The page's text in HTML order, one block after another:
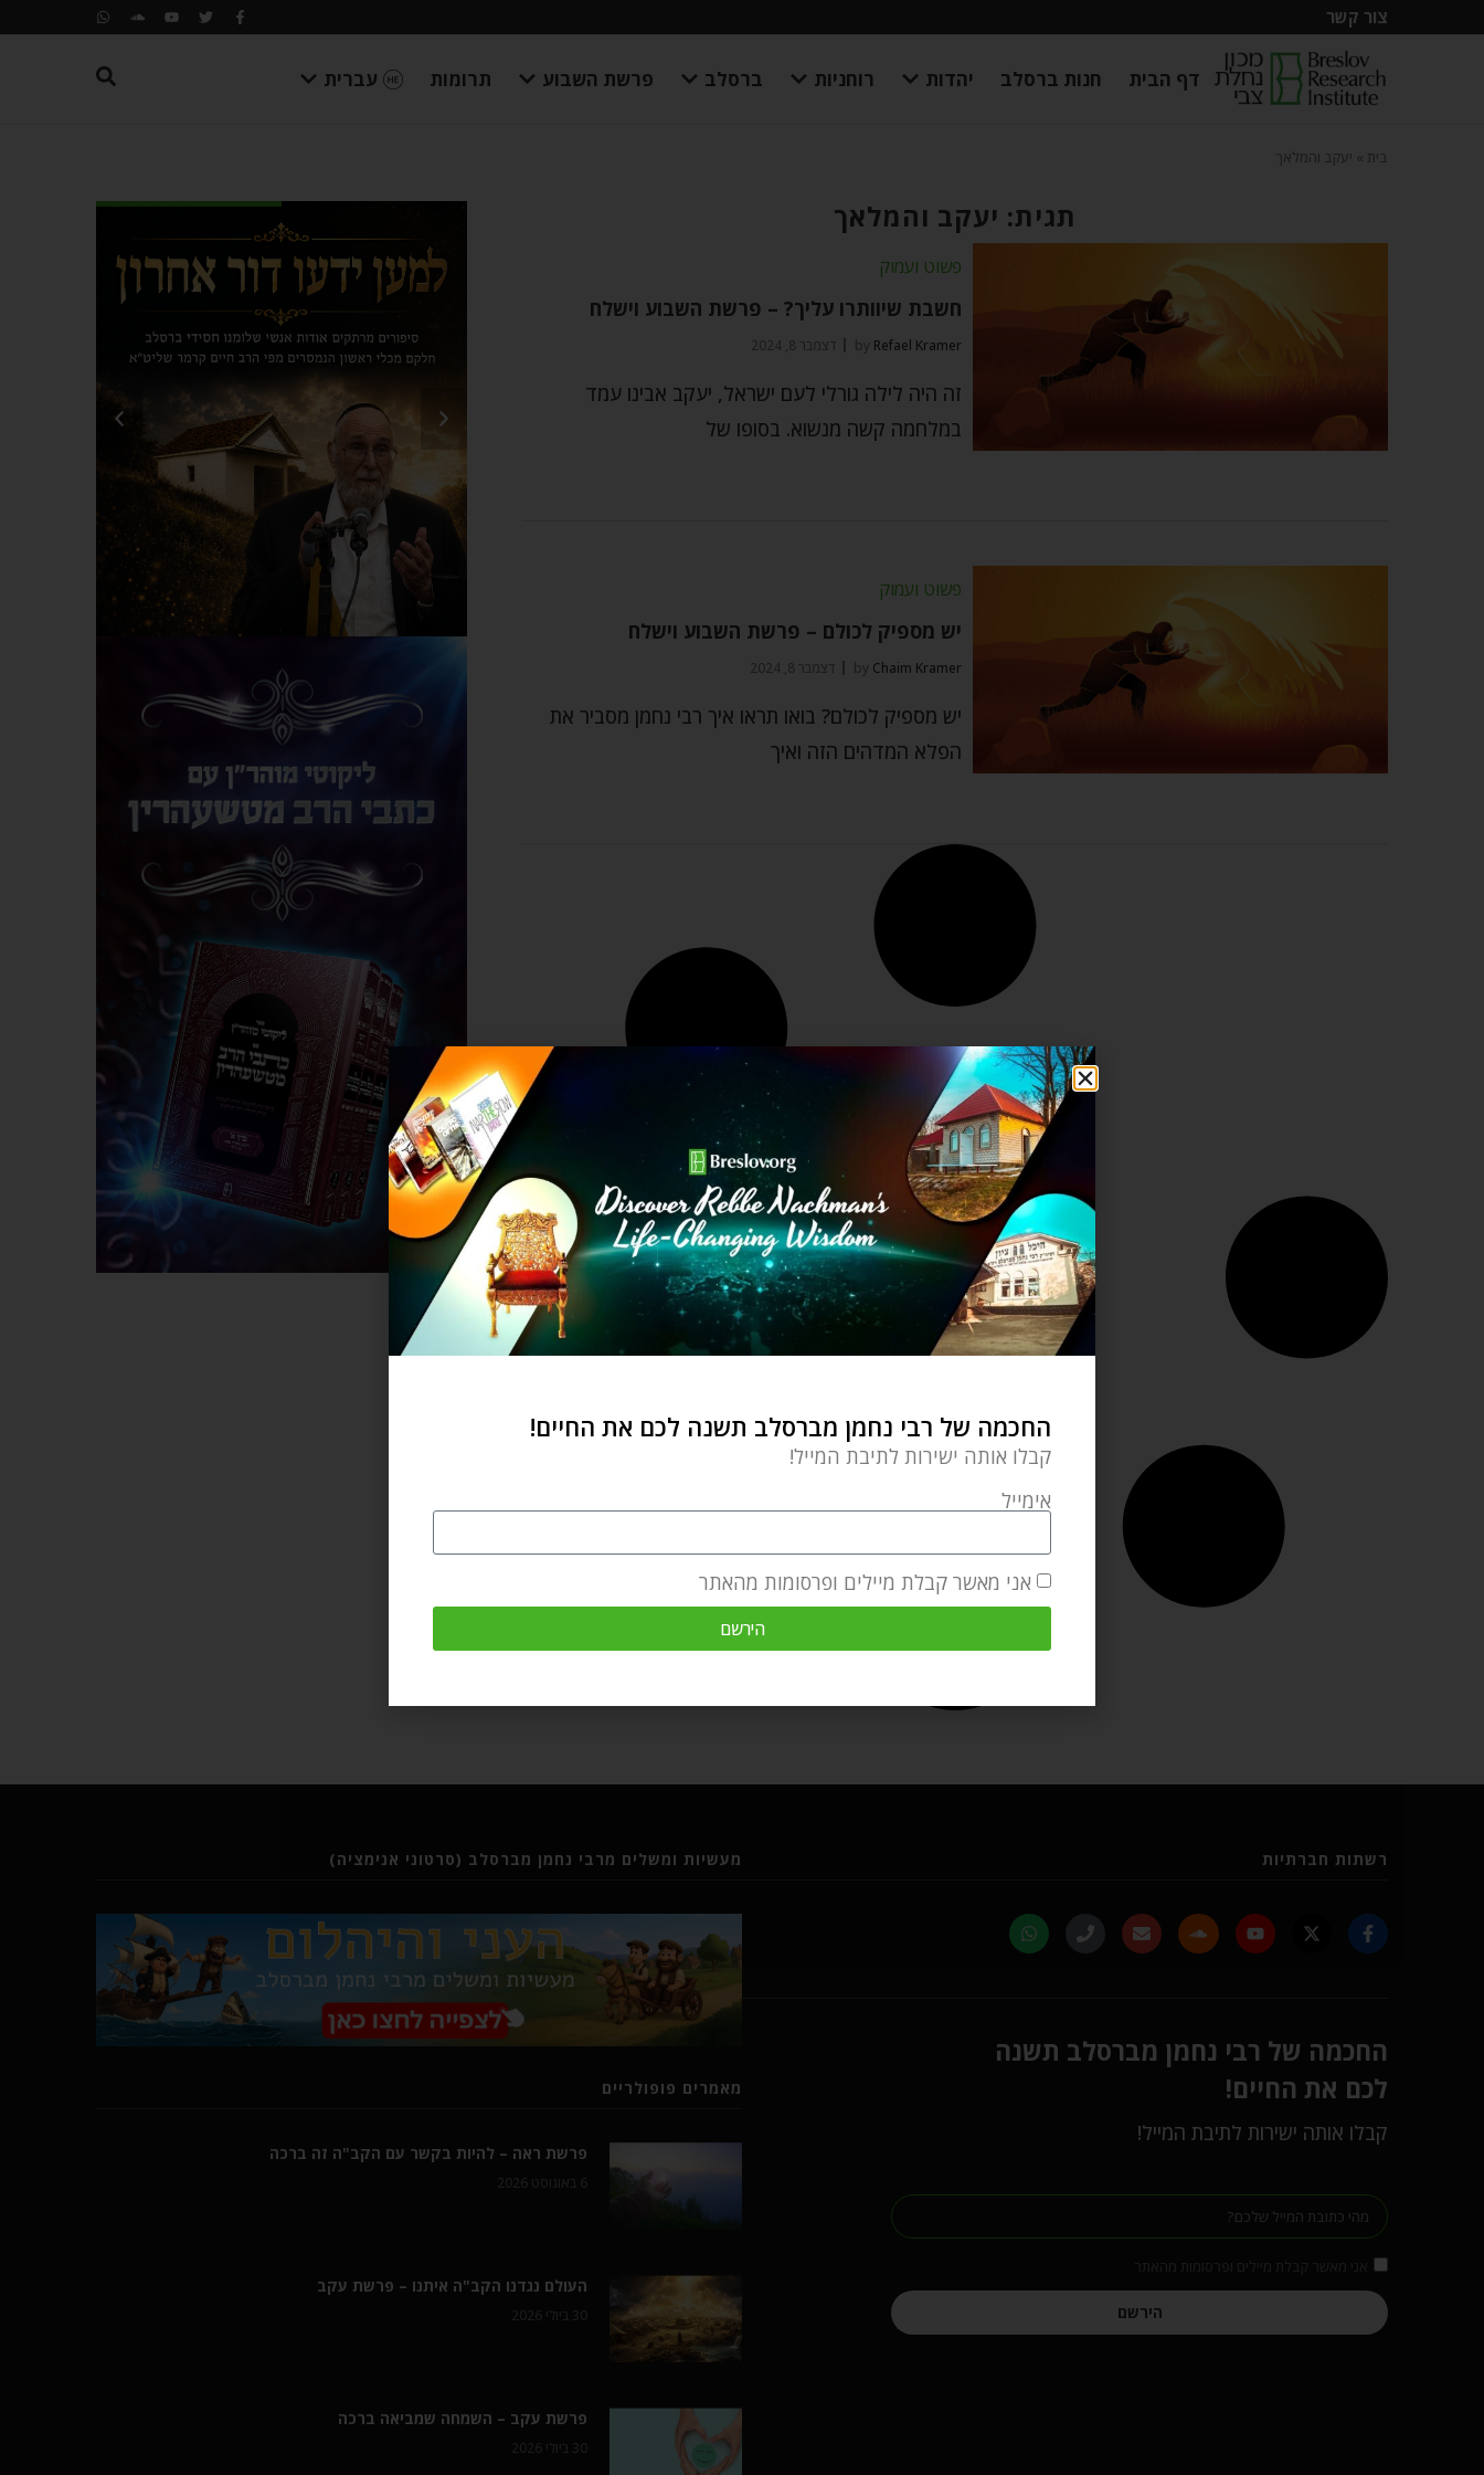
צור קשר
דף הבית חנות ברסלב יהדות רוחניות ברסלב פרשת השבוע תרומות עברית
בית יעקב והמלאך
תגית: יעקב והמלאך
פשוט ועמוק
חשבת שיוותרו עליך? – פרשת השבוע וישלח
by Refael Kramer דצמבר 8, 2024
זה היה לילה גורלי לעם ישראל, יעקב אבינו עמד
במלחמה קשה מנשוא. בסופו של
פשוט ועמוק
יש מספיק לכולם – פרשת השבוע וישלח
by Chaim Kramer דצמבר 8, 2024
יש מספיק לכולם? בואו תראו איך רבי נחמן מסביר את
הפלא המדהים הזה ואיך
רשתות חברתיות
החכמה של רבי נחמן מברסלב תשנה
לכם את החיים!
קבלו אותה ישירות לתיבת המייל!
הירשם
מעשיות ומשלים מרבי נחמן מברסלב (סרטוני אנימציה)
מאמרים פופולריים
פרשת ראה – להיות בקשר עם הקב"ה זה ברכה
העולם נגדנו הקב"ה איתנו – פרשת עקב
פרשת עקב – השמחה שמביאה ברכה
החכמה של רבי נחמן מברסלב תשנה לכם את החיים!
קבלו אותה ישירות לתיבת המייל!
אימייל
אני מאשר קבלת מיילים ופרסומות מהאתר
הירשם